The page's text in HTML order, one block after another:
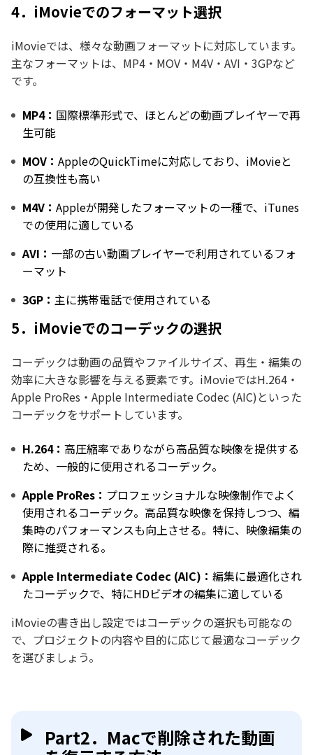
4．iMovieでのフォーマット選択
iMovieでは、様々な動画フォーマットに対応しています。
主なフォーマットは、MP4・MOV・M4V・AVI・3GPなど
です。
MP4： 国際標準形式で、ほとんどの動画プレイヤーで再
生可能
MOV： AppleのQuickTimeに対応しており、iMovieと
の互換性も高い
M4V： Appleが開発したフォーマットの一種で、iTunes
での使用に適している
AVI： 一部の古い動画プレイヤーで利用されているフォ
ーマット
3GP： 主に携帯電話で使用されている
5．iMovieでのコーデックの選択
コーデックは動画の品質やファイルサイズ、再生・編集の
効率に大きな影響を与える要素です。iMovieではH.264・
Apple ProRes・Apple Intermediate Codec (AIC)といった
コーデックをサポートしています。
H.264： 高圧縮率でありながら高品質な映像を提供する
ため、一般的に使用されるコーデック。
Apple ProRes： プロフェッショナルな映像制作でよく
使用されるコーデック。高品質な映像を保持しつつ、編
集時のパフォーマンスも向上させる。特に、映像編集の
際に推奨される。
Apple Intermediate Codec (AIC)： 編集に最適化され
たコーデックで、特にHDビデオの編集に適している
iMovieの書き出し設定ではコーデックの選択も可能なの
で、プロジェクトの内容や目的に応じて最適なコーデック
を選びましょう。
Part2．Macで削除された動画